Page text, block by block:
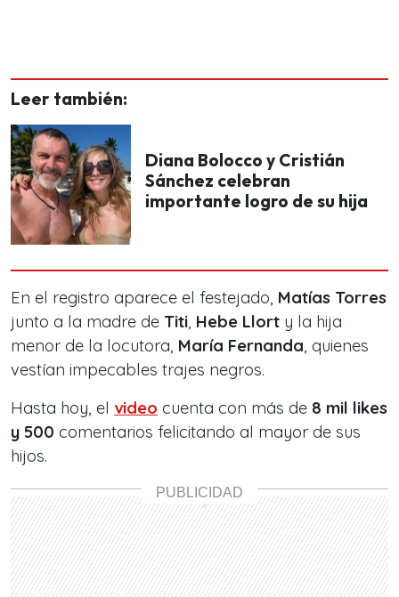
Leer también:
Diana Bolocco y Cristián
Sánchez celebran
importante logro de su hija
En el registro aparece el festejado, Matías Torres
junto a la madre de Titi, Hebe Llort y la hija
menor de la locutora, María Fernanda, quienes
vestían impecables trajes negros.
Hasta hoy, el video cuenta con más de 8 mil likes
y 500 comentarios felicitando al mayor de sus
hijos.